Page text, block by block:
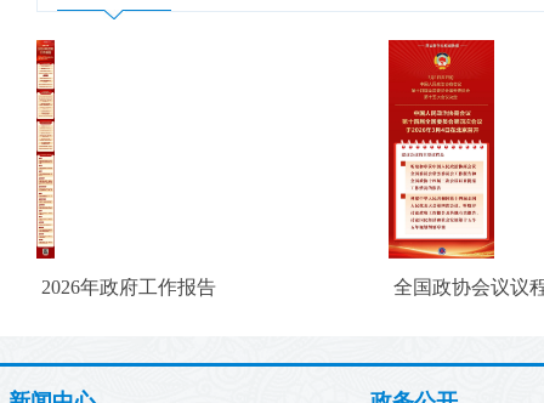
2026年政府工作报告 全国政协会议议